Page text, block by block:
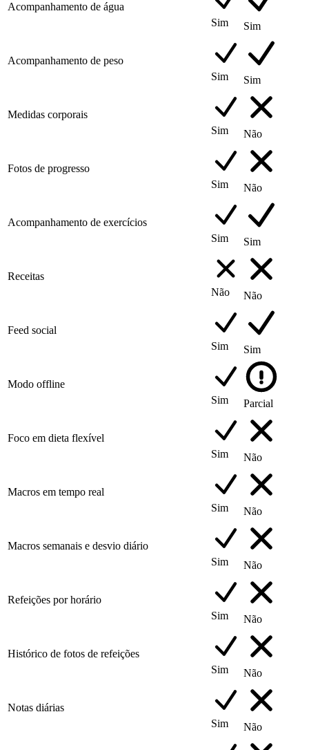
Acompanhamento de água
Sim
Sim
Acompanhamento de peso
Sim
Sim
Medidas corporais
Sim
Não
Fotos de progresso
Sim
Não
Acompanhamento de exercícios
Sim
Sim
Receitas
Não
Não
Feed social
Sim
Sim
Modo offline
Sim
Parcial
Foco em dieta flexível
Sim
Não
Macros em tempo real
Sim
Não
Macros semanais e desvio diário
Sim
Não
Refeições por horário
Sim
Não
Histórico de fotos de refeições
Sim
Não
Notas diárias
Sim
Não